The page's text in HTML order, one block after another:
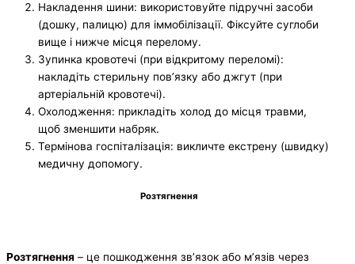
Накладення шини: використовуйте підручні засоби
(дошку, палицю) для іммобілізації. Фіксуйте суглоби
вище і нижче місця перелому.
Зупинка кровотечі (при відкритому переломі):
накладіть стерильну пов’язку або джгут (при
артеріальній кровотечі).
Охолодження: прикладіть холод до місця травми,
щоб зменшити набряк.
Термінова госпіталізація: викличте екстрену (швидку)
медичну допомогу.
Розтягнення
Розтягнення – це пошкодження зв’язок або м’язів через